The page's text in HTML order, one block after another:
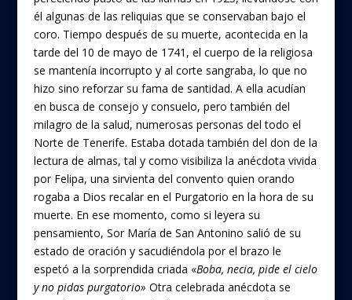
él algunas de las reliquias que se conservaban bajo el
coro. Tiempo después de su muerte, acontecida en la
tarde del 10 de mayo de 1741, el cuerpo de la religiosa
se mantenía incorrupto y al corte sangraba, lo que no
hizo sino reforzar su fama de santidad. A ella acudían
en busca de consejo y consuelo, pero también del
milagro de la salud, numerosas personas del todo el
Norte de Tenerife. Estaba dotada también del don de la
lectura de almas, tal y como visibiliza la anécdota vivida
por Felipa, una sirvienta del convento quien orando
rogaba a Dios recalar en el Purgatorio en la hora de su
muerte. En ese momento, como si leyera su
pensamiento, Sor María de San Antonino salió de su
estado de oración y sacudiéndola por el brazo le
espetó a la sorprendida criada «Boba, necia, pide el cielo
y no pidas purgatorio» Otra celebrada anécdota se